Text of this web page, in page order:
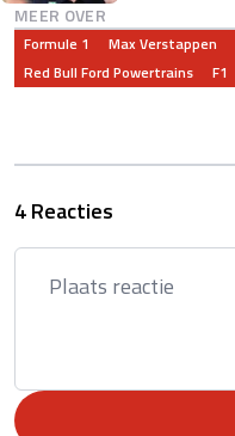
MEER OVER
Formule 1 Max Verstappen
Red Bull Ford Powertrains
F1
4 Reacties